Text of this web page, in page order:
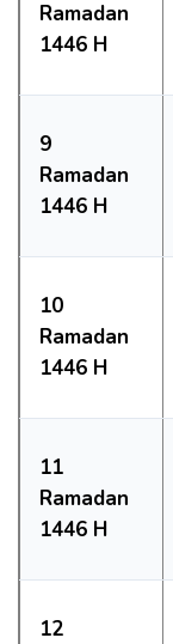
Ramadan
1446 H
9
Ramadan
1446 H
10
Ramadan
1446 H
11
Ramadan
1446 H
12